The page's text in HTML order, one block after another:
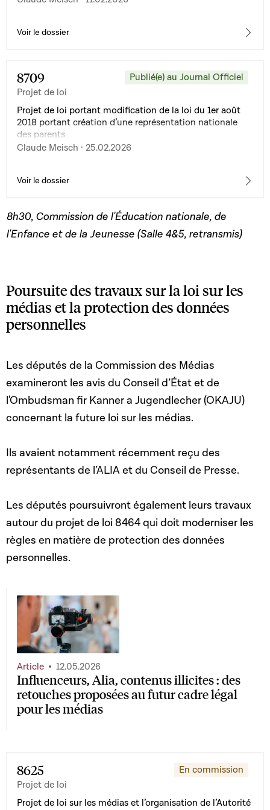
Voir le dossier
8709
Projet de loi
Publié(e) au Journal Officiel
Projet de loi portant modification de la loi du 1er août
2018 portant création d’une représentation nationale
des parents
Claude Meisch · 25.02.2026
Voir le dossier
8h30, Commission de l'Éducation nationale, de
l'Enfance et de la Jeunesse (Salle 4&5, retransmis)
Poursuite des travaux sur la loi sur les
médias et la protection des données
personnelles
Les députés de la Commission des Médias
examineront les avis du Conseil d’État et de
l'Ombudsman fir Kanner a Jugendlecher (OKAJU)
concernant la future loi sur les médias.
Ils avaient notamment récemment reçu des
représentants de l’ALIA et du Conseil de Presse.
Les députés poursuivront également leurs travaux
autour du projet de loi 8464 qui doit moderniser les
règles en matière de protection des données
personnelles.
Influenceurs, Alia, contenus illicites : des
retouches proposées au futur cadre légal
pour les médias
Article 12.05.2026
8625
Projet de loi
En commission
Projet de loi sur les médias et l’organisation de l’Autorité